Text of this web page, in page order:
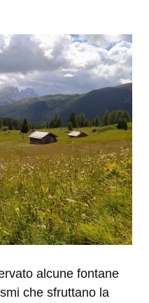
alcune fontane
che sfruttano la